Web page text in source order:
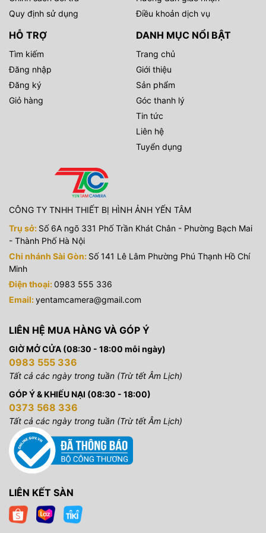
cũng được trang bị trên chiếc máy này, những thước phim
bằng các vùng bị cháy sáng hoặc thiếu sáng và làm nổi bật
từng chi tiết mà không cần chỉnh màu.
Truyền ảnh không dây qua Wifi và Bluetooth
Sony A7 III sở hữu các modul Wifi và Bluetooth giúp bạn có
thể dễ dàng chuyển hình ảnh đã chụp sang smartphone và
các thiết bị di động khác để chia sẻ lên mạng xã hội thông
qua app PlayMemories Mobile trên Appstore hoặc CHplay.
Sản phẩm được bán với giá ưu đãi tại
hệ hotline0983555336để có giá tốt nhất .
quay phim, các loại đèn phục vụ quay phim, chụp ảnh sản
phẩm, ngoài trời, các sản phẩm, phụ kiện công nghệ hàng
chính hãng. Thiết bị hình ảnh Yến Tâm cũng là đơn vị
trường quaytrọn gói, tư vấn và chuyển giao các công nghệ
trường quay ảo đến mọi khách hàng có nhu cầu.
Quy định sử dụng
Điều khoản dịch vụ
HỖ TRỢ
Tìm kiếm
Đăng nhập
Đăng ký
Giỏ hàng
DANH MỤC NỔI BẬT
Trang chủ
Giới thiệu
Sản phẩm
Góc thanh lý
Tin tức
Liên hệ
Tuyển dụng
CÔNG TY TNHH THIẾT BỊ HÌNH ẢNH YẾN TÂM
Trụ sở: Số 6A ngõ 331 Phố Trần Khát Chân - Phường Bạch Mai
- Thành Phố Hà Nội
Chi nhánh Sài Gòn: Số 141 Lê Lâm Phường Phú Thạnh Hồ Chí
Minh
Điện thoại:0983 555 336
Email:yentamcamera@gmail.com
LIÊN HỆ MUA HÀNG VÀ GÓP Ý
GIỜ MỞ CỬA (08:30 - 18:00 mỗi ngày)
0983 555 336
Tất cả các ngày trong tuần (Trừ tết Âm Lịch)
GÓP Ý & KHIẾU NẠI (08:30 - 18:00)
0373 568 336
Tất cả các ngày trong tuần (Trừ tết Âm Lịch)
LIÊN KẾT SÀN